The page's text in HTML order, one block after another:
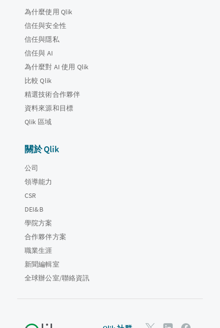
為什麼使用 Qlik
信任與安全性
信任與隱私
信任與 AI
為什麼對 AI 使用 Qlik
比較 Qlik
精選技術合作夥伴
資料來源和目標
Qlik 區域
關於 Qlik
公司
領導能力
CSR
DEI&B
學院方案
合作夥伴方案
職業生涯
新聞編輯室
全球辦公室/聯絡資訊